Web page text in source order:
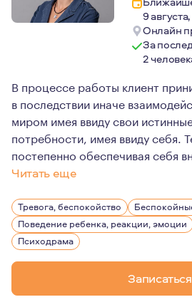
9
Онлайн
За
2
В процессе работы клиент
в последствии иначе
миром имея ввиду свои
потребности, имея ввиду себя.
постепенно обеспечивая себя
Читать еще
Люблю проявления творчества
Тревога, беспокойство
Поведение ребенка, реакции, эмоции
Психодрама
Записаться